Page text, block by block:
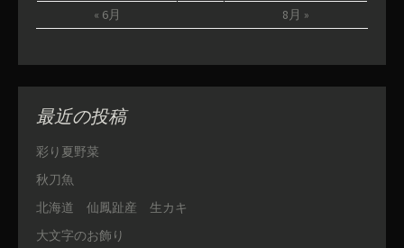
« 6月 8月 »
最近の投稿
彩り夏野菜
秋刀魚
北海道 仙鳳趾産 生カキ
大文字のお飾り